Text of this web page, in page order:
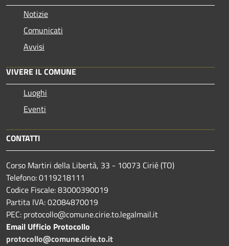
Notizie
Comunicati
Avvisi
VIVERE IL COMUNE
Luoghi
Eventi
CONTATTI
Corso Martiri della Libertà, 33 - 10073 Cirié (TO)
Telefono: 0119218111
Codice Fiscale: 83000390019
Partita IVA: 02084870019
PEC: protocollo@comune.cirie.to.legalmail.it
Email Ufficio Protocollo
protocollo@comune.cirie.to.it